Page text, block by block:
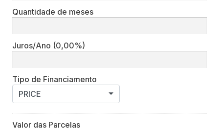
Quantidade de meses
Juros/Ano (0,00%)
Tipo de Financiamento
PRICE
Valor das Parcelas